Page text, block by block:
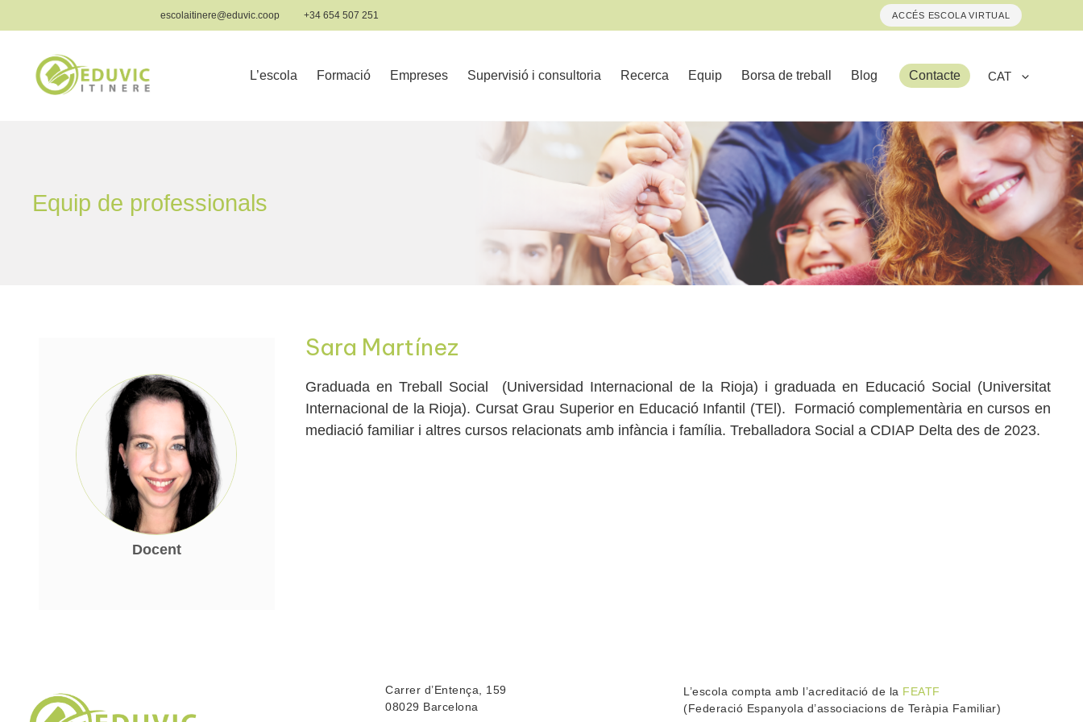
al
contingut
escolaitinere@eduvic.coop +34 654 507 251 ACCÉS ESCOLA VIRTUAL
L’escola Formació Empreses Supervisió i consultoria Recerca Equip Borsa de treball Blog Contacte CAT
Equip de professionals
Docent
Sara Martínez
Graduada en Treball Social (Universidad Internacional de la Rioja) i graduada en Educació Social (Universitat
Internacional de la Rioja). Cursat Grau Superior en Educació Infantil (TEl). Formació complementària en cursos en
mediació familiar i altres cursos relacionats amb infància i família. Treballadora Social a CDIAP Delta des de 2023.
Carrer d’Entença, 159
08029 Barcelona
L’escola compta amb l’acreditació de la FEATF
(Federació Espanyola d’associacions de Teràpia Familiar)